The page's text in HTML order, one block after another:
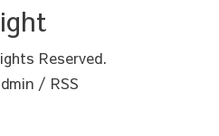
Reserved.
/ RSS